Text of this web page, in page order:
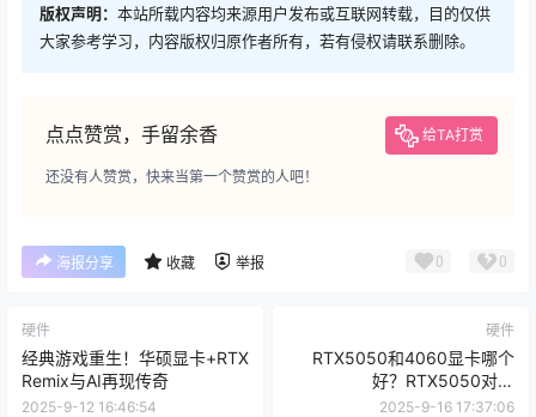
版权声明： 本站所载内容均来源用户发布或互联网转载，目的仅供
大家参考学习，内容版权归原作者所有，若有侵权请联系删除。
点点赞赏，手留余香 给TA打赏
还没有人赞赏，快来当第一个赞赏的人吧！
海报分享 收藏 举报 0 0
硬件
经典游戏重生！华硕显卡+RTX
Remix与AI再现传奇
2025-9-12 16:46:54
硬件
RTX5050和4060显卡哪个
好？RTX5050对比
RTX4060/5060性能评测
2025-9-16 17:37:06